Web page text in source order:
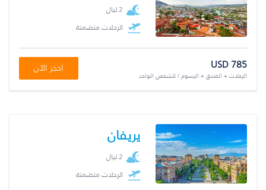
2 ليال
الرحلات متضمنة
USD 785
الرحلات + الفندق + الرسوم / للشخص الواحد
احجز الآن
يريفان
2 ليال
الرحلات متضمنة